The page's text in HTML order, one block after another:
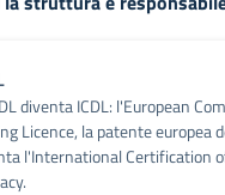
diventa ICDL: l'European
Licence, la patente europea
l'International Certification